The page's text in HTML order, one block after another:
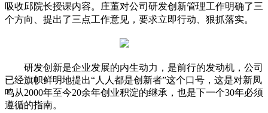
吸收邱院长授课内容。庄董对公司研发创新管理工作明确了三
个方向、提出了三点工作意见，要求立即行动、狠抓落实。
研发创新是企业发展的内生动力，是前行的发动机，公司
已经旗帜鲜明地提出“人人都是创新者”这个口号，这是对新凤
鸣从2000年至今20余年创业积淀的继承，也是下一个30年必须
遵循的指南。